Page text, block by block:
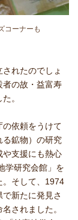
コーナーも
れたのでしょ
者の故・益富寿
。
依頼をうけて
る鉱物）の研究
や支援にも熱心
学研究会館」を
。そして、1974
新たに発見さ
されました。